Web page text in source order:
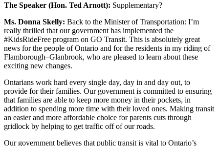
The Speaker (Hon. Ted Arnott): Supplementary?
Ms. Donna Skelly: Back to the Minister of Transportation: I’m
really thrilled that our government has implemented the
#KidsRideFree program on GO Transit. This is absolutely great
news for the people of Ontario and for the residents in my riding of
Flamborough–Glanbrook, who are pleased to learn about these
exciting new changes.
Ontarians work hard every single day, day in and day out, to
provide for their families. Our government is committed to ensuring
that families are able to keep more money in their pockets, in
addition to spending more time with their loved ones. Making transit
an easier and more affordable choice for parents cuts through
gridlock by helping to get traffic off of our roads.
Our government believes that public transit is vital to Ontario’s